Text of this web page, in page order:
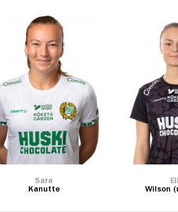
Sara
Kanutte
Wilson